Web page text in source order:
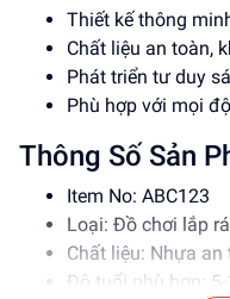
Thiết kế thông
Chất liệu an toàn,
Phát triển tư duy
Phù hợp với mọi
Thông Số Sản
Item No: ABC123
Loại: Đồ chơi lắp
Chất liệu: Nhựa an
Độ tuổi phù hợp: